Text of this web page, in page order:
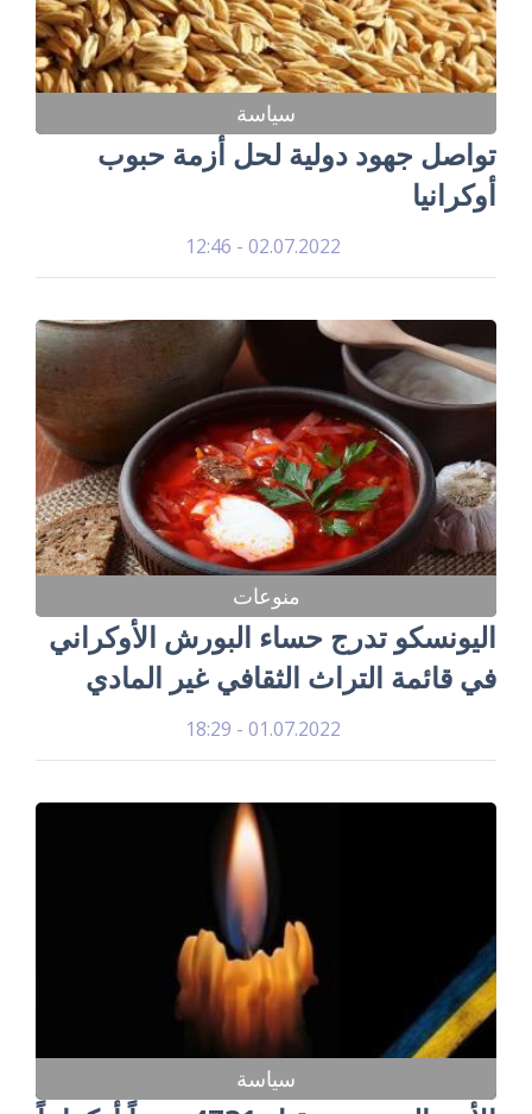
سياسة
تواصل جهود دولية لحل أزمة حبوب
أوكرانيا
02.07.2022 - 12:46
منوعات
اليونسكو تدرج حساء البورش الأوكراني
في قائمة التراث الثقافي غير المادي
01.07.2022 - 18:29
سياسة